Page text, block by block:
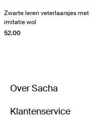
Zwarte leren veterlaarsjes met
imitatie wol
52.00
Over Sacha
Klantenservice